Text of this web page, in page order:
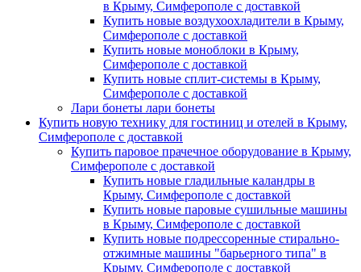
в Крыму, Симферополе с доставкой
Купить новые воздухоохладители в Крыму,
Симферополе с доставкой
Купить новые моноблоки в Крыму,
Симферополе с доставкой
Купить новые сплит-системы в Крыму,
Симферополе с доставкой
Лари бонеты лари бонеты
Купить новую технику для гостиниц и отелей в Крыму,
Симферополе с доставкой
Купить паровое прачечное оборудование в Крыму,
Симферополе с доставкой
Купить новые гладильные каландры в
Крыму, Симферополе с доставкой
Купить новые паровые сушильные машины
в Крыму, Симферополе с доставкой
Купить новые подрессоренные стирально-
отжимные машины "барьерного типа" в
Крыму, Симферополе с доставкой